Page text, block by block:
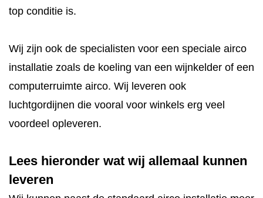
top conditie is.
Wij zijn ook de specialisten voor een speciale airco
installatie zoals de koeling van een wijnkelder of een
computerruimte airco. Wij leveren ook
luchtgordijnen die vooral voor winkels erg veel
voordeel opleveren.
Lees hieronder wat wij allemaal kunnen
leveren